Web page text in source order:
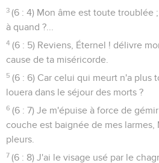
3 (6 : 4) Mon âme est toute troublée
à quand ?...
4 (6 : 5) Reviens, Éternel ! délivre
cause de ta miséricorde.
5 (6 : 6) Car celui qui meurt n'a plus
louera dans le séjour des morts ?
6 (6 : 7) Je m'épuise à force de
couche est baignée de mes larmes,
pleurs.
7 (6 : 8) J'ai le visage usé par le